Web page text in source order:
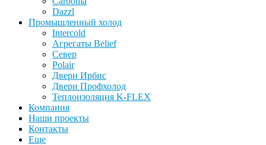
Dazzl
Промышленный холод
Intercold
Агрегаты Belief
Север
Polair
Двери Ирбис
Двери Профхолод
Теплоизоляция K-FLEX
Компания
Наши проекты
Контакты
Еще